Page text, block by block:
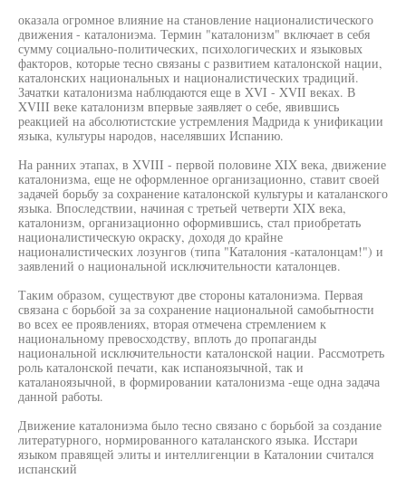
оказала огромное влияние на становление националистического
движения - каталониэма. Термин "каталонизм" включает в себя
сумму социально-политических, психологических и языковых
факторов, которые тесно связаны с развитием каталонской нации,
каталонских национальных и националистических традиций.
Зачатки каталонизма наблюдаются еще в XVI - XVII веках. В
XVIII веке каталонизм впервые заявляет о себе, явившись
реакцией на абсолютистские устремления Мадрида к унификации
языка, культуры народов, населявших Испанию.
На ранних этапах, в XVIII - первой половине XIX века, движение
каталонизма, еще не оформленное организационно, ставит своей
задачей борьбу за сохранение каталонской культуры и каталанского
языка. Впоследствии, начиная с третьей четверти XIX века,
каталонизм, организационно оформившись, стал приобретать
националистическую окраску, доходя до крайне
националистических лозунгов (типа "Каталония -каталонцам!") и
заявлений о национальной исключительности каталонцев.
Таким образом, существуют две стороны каталониэма. Первая
связана с борьбой за за сохранение национальной самобытности
во всех ее проявлениях, вторая отмечена стремлением к
национальному превосходству, вплоть до пропаганды
национальной исключительности каталонской нации. Рассмотреть
роль каталонской печати, как испаноязычной, так и
каталаноязычной, в формировании каталонизма -еще одна задача
данной работы.
Движение каталониэма было тесно связано с борьбой за создание
литературного, нормированного каталанского языка. Исстари
языком правящей элиты и интеллигенции в Каталонии считался
испанский